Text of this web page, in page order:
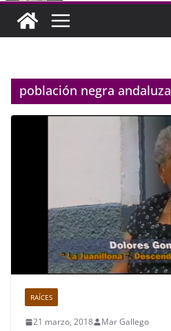
población negra andaluza
RAÍCES
21 marzo, 2018 Mar Gallego